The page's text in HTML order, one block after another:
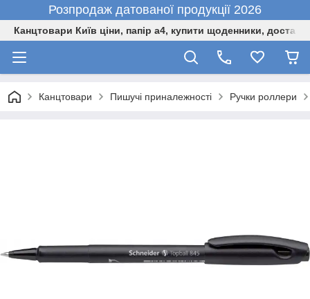
Розпродаж датованої продукції 2026
Канцтовари Київ ціни, папір а4, купити щоденники,
Канцтовари Пишучі приналежності Ручки роллери